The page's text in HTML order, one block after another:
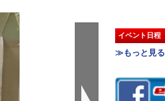
イベント日程
≫もっと見る